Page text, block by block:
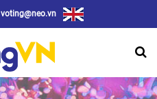
voting@neo.vn